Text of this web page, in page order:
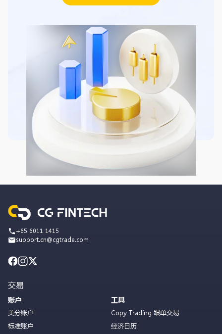
+65 6011 1415
support.cn@cgtrade.com
交易
账户
美分账户
标准账户
工具
Copy Trading 跟单交易
经济日历